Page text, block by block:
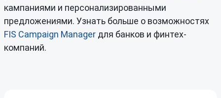
кампаниями и персонализированными
предложениями. Узнать больше о возможностях
FIS Campaign Manager для банков и финтех-
компаний.